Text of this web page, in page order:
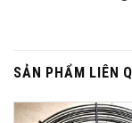
SẢN PHẨM LIÊN